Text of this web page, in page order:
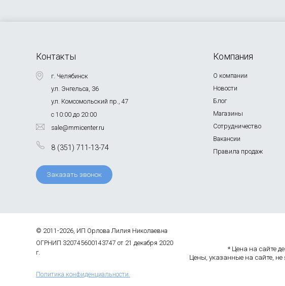
Контакты
г. Челябинск
ул. Энгельса, 36
ул. Комсомольский пр., 47
с 10:00 до 20:00
sale@mmicenter.ru
8 (351) 711-13-74
Заказать звонок
Компания
О компании
Новости
Блог
Магазины
Сотрудничество
Вакансии
Правила продаж
© 2011-2026, ИП Орлова Лилия Николаевна
ОГРНИП 320745600143747 от 21 декабря 2020
г.
Политика конфиденциальности
* Цена на сайте
Цены, указанные на сайте,